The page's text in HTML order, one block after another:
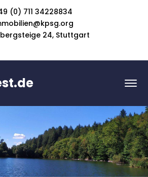
(0) 711 34228834
24, Stuttgart